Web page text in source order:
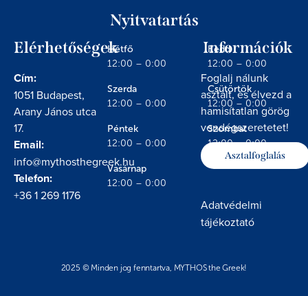
Elérhetőségek
Cím:
1051 Budapest,
Arany János utca
17.
Email:
info@mythosthegreek.hu
Telefon:
+36 1 269 1176
Nyitvatartás
Hétfő
12:00 – 0:00
Kedd
12:00 – 0:00
Szerda
12:00 – 0:00
Csütörtök
12:00 – 0:00
Péntek
12:00 – 0:00
Szombat
12:00 – 0:00
Vasárnap
12:00 – 0:00
Információk
Foglalj nálunk
asztalt, és élvezd a
hamisítatlan görög
vendégszeretetet!
Asztalfoglalás
Adatvédelmi
tájékoztató
2025 © Minden jog fenntartva, MYTHOS the Greek!